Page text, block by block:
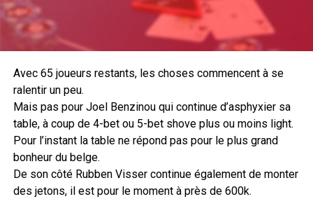
Avec 65 joueurs restants, les choses commencent à se
ralentir un peu.
Mais pas pour Joel Benzinou qui continue d’asphyxier sa
table, à coup de 4-bet ou 5-bet shove plus ou moins light.
Pour l’instant la table ne répond pas pour le plus grand
bonheur du belge.
De son côté Rubben Visser continue également de monter
des jetons, il est pour le moment à près de 600k.